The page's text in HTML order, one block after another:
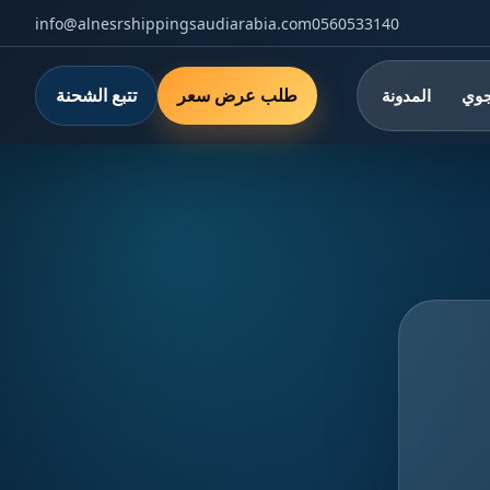
0560533140
info@alnesrshippingsaudiarabia.com
المدونة طلب عرض سعر تتبع الشحنة